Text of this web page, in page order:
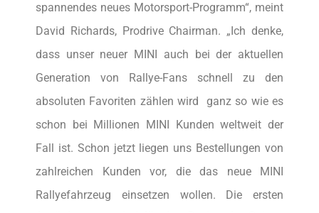
spannendes neues Motorsport-Programm“, meint
David Richards, Prodrive Chairman. „Ich denke,
dass unser neuer MINI auch bei der aktuellen
Generation von Rallye-Fans schnell zu den
absoluten Favoriten zählen wird  ganz so wie es
schon bei Millionen MINI Kunden weltweit der
Fall ist. Schon jetzt liegen uns Bestellungen von
zahlreichen Kunden vor, die das neue MINI
Rallyefahrzeug einsetzen wollen. Die ersten